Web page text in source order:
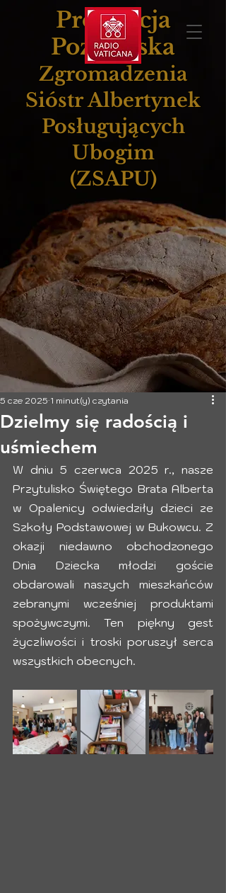
Prowincja
Poznańska
Zgromadzenia
Sióstr Albertynek
Posługujących
Ubogim
(ZSAPU)
Dzielmy się radością i
uśmiechem
5 cze 2025 1 minut(y) czytania
W dniu 5 czerwca 2025 r., nasze
Przytulisko Świętego Brata Alberta
w Opalenicy odwiedziły dzieci ze
Szkoły Podstawowej w Bukowcu. Z
okazji niedawno obchodzonego
Dnia Dziecka młodzi goście
obdarowali naszych mieszkańców
zebranymi wcześniej produktami
spożywczymi. Ten piękny gest
życzliwości i troski poruszył serca
wszystkich obecnych.